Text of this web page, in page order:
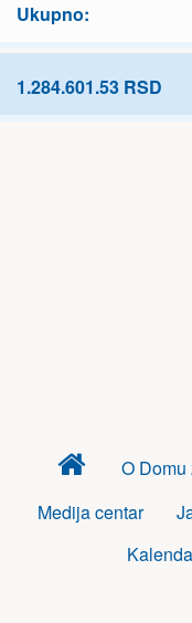
Ukupno:
1.284.601.53 RSD
Dom
zdravlja
O
Medija centar